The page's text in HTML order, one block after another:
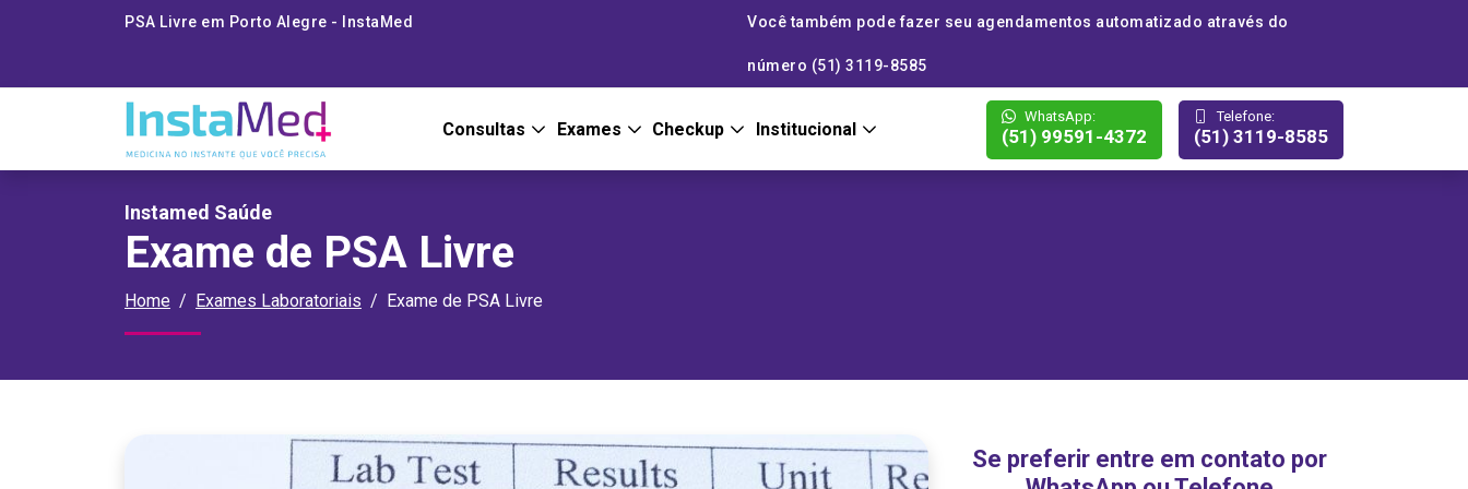
PSA Livre em Porto Alegre - InstaMed Você também pode fazer seu agendamentos automatizado através do
número (51) 3119-8585
WhatsApp:
(51) 99591-4372
Telefone:
(51) 3119-8585
Consultas Exames Checkup Institucional
Instamed Saúde
Exame de PSA Livre
Home Exames Laboratoriais Exame de PSA Livre
Se preferir entre em contato por